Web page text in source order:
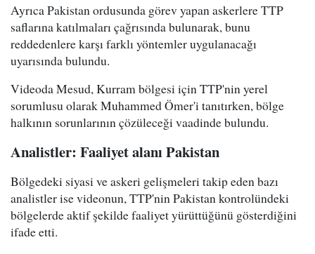
Ayrıca Pakistan ordusunda görev yapan askerlere TTP
saflarına katılmaları çağrısında bulunarak, bunu
reddedenlere karşı farklı yöntemler uygulanacağı
uyarısında bulundu.
Videoda Mesud, Kurram bölgesi için TTP'nin yerel
sorumlusu olarak Muhammed Ömer'i tanıtırken, bölge
halkının sorunlarının çözüleceği vaadinde bulundu.
Analistler: Faaliyet alanı Pakistan
Bölgedeki siyasi ve askeri gelişmeleri takip eden bazı
analistler ise videonun, TTP'nin Pakistan kontrolündeki
bölgelerde aktif şekilde faaliyet yürüttüğünü gösterdiğini
ifade etti.